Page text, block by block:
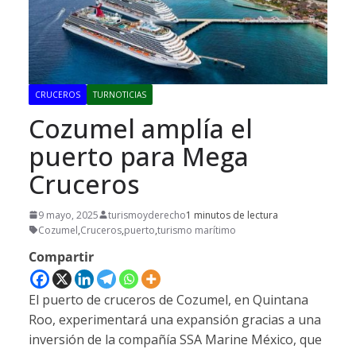
CRUCEROS TURNOTICIAS
Cozumel amplía el
puerto para Mega
Cruceros
9 mayo, 2025 turismoyderecho1 minutos de lectura
Cozumel,Cruceros,puerto,turismo marítimo
Compartir
El puerto de cruceros de Cozumel, en Quintana
Roo, experimentará una expansión gracias a una
inversión de la compañía SSA Marine México, que